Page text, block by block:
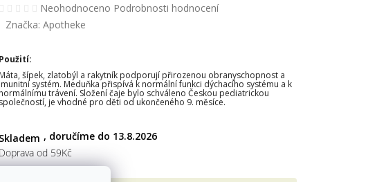
Skladem 13.8.2026
Použití:
Máta, šípek, zlatobýl a rakytník podporují přirozenou obranyschopnost a
imunitní systém. Meduňka přispívá k normální funkci dýchacího systému a k
normálnímu trávení. Složení čaje bylo schváleno Českou pediatrickou
společností, je vhodné pro děti od ukončeného 9. měsíce.
Průměrné
hodnocení
produktu
z
5
hvězdiček.
Neohodnoceno Podrobnosti hodnocení
Značka: Apotheke
Doprava od 59Kč